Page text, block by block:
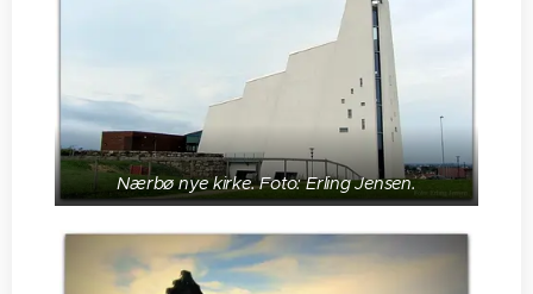
Nærbø nye kirke. Foto: Erling Jensen.